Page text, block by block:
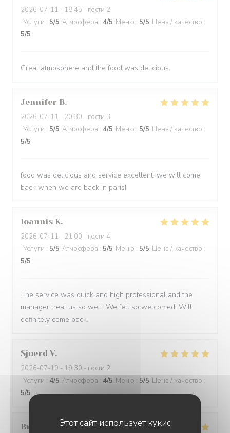
Этот сайт использует кукис
2026-07-11 - 18:45 - гости 2
Услуги : 5/5 Атмосфера : 4/5 Меню : 5/5 Цена / качество :
5/5
Great atmosphere and the food was delicious.
Jennifer B
2026-07-11 - 20:30 - гости 3
Услуги : 5/5 Атмосфера : 4/5 Меню : 5/5 Цена / качество :
5/5
food was delicious and service excellent! we will come
back when we are back in paris!
Ioannis K
2026-07-11 - 21:00 - гости 4
Услуги : 5/5 Атмосфера : 5/5 Меню : 5/5 Цена / качество :
5/5
The service was quick and high professional and the
manager treat us so well. We felt so welcomed. Will
definitely come back.
Sjoerd V
2026-07-10 - 19:30 - гости 2
Услуги : 4/5 Атмосфера : 4/5 Меню : 5/5 Цена / качество :
5/5
Bruce